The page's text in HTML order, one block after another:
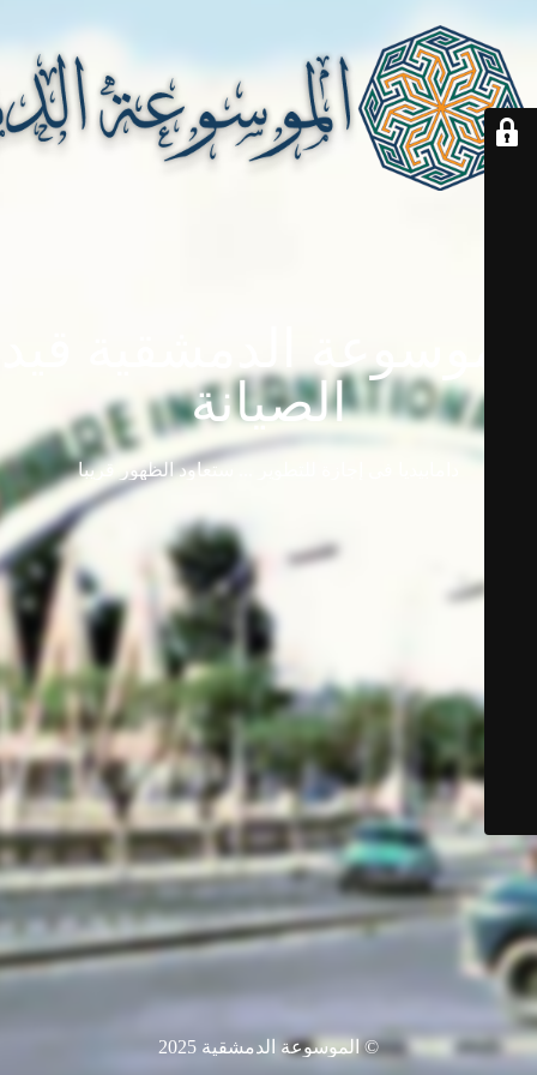
الصيانة
دامابيديا في إجازة للتطوير ... ستعاود الظهور قريباً
© الموسوعة الدمشقية 2025